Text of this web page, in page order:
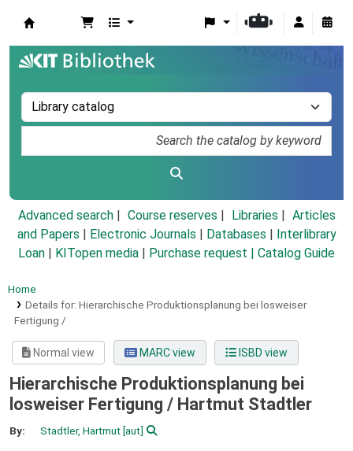
Advanced search Course reserves Libraries
Articles
and Papers
Electronic Journals Databases
Interlibrary
Loan
KITopen media Purchase request | Catalog Guide
Home
Details for: Hierarchische Produktionsplanung bei losweiser
Fertigung /
Normal view MARC view ISBD view
Hierarchische Produktionsplanung bei
losweiser Fertigung / Hartmut Stadtler
By: Stadtler, Hartmut[aut]